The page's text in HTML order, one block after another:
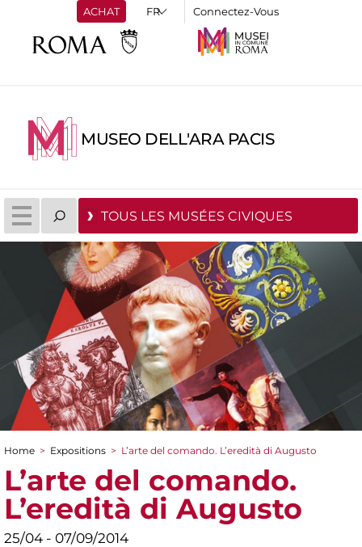
ACHAT Connectez-Vous
MUSEO DELL'ARA PACIS
TOUS LES MUSÉES CIVIQUES
You are here
Home > Expositions > L’arte del comando. L’eredità di Augusto
L’arte del comando.
L’eredità di Augusto
25/04 - 07/09/2014